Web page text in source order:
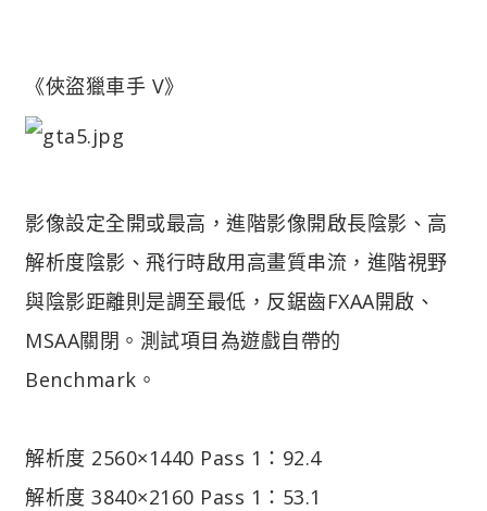
《俠盜獵車手 V》
影像設定全開或最高，進階影像開啟長陰影、高
解析度陰影、飛行時啟用高畫質串流，進階視野
與陰影距離則是調至最低，反鋸齒FXAA開啟、
MSAA關閉。 測試項目為遊戲自帶的
Benchmark。
解析度 2560×1440 Pass 1：92.4
解析度 3840×2160 Pass 1：53.1